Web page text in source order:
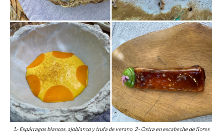
1.- Espárragos blancos, ajoblanco y trufa de verano. 2.- Ostra en escabeche de flores